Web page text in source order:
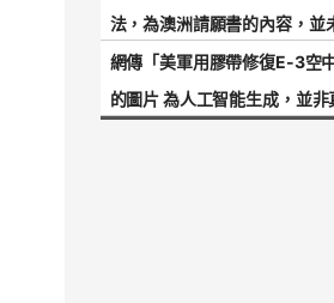
法，為澳洲請願書的內容，並
網傳「美軍用膠帶修復E-3空
的圖片 為人工智能生成，並非